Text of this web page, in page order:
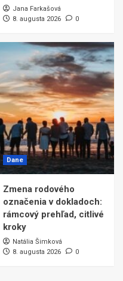
Jana Farkašová
8. augusta 2026
0
Dane
Zmena rodového
označenia v dokladoch:
rámcový prehľad, citlivé
kroky
Natália Šimková
8. augusta 2026
0